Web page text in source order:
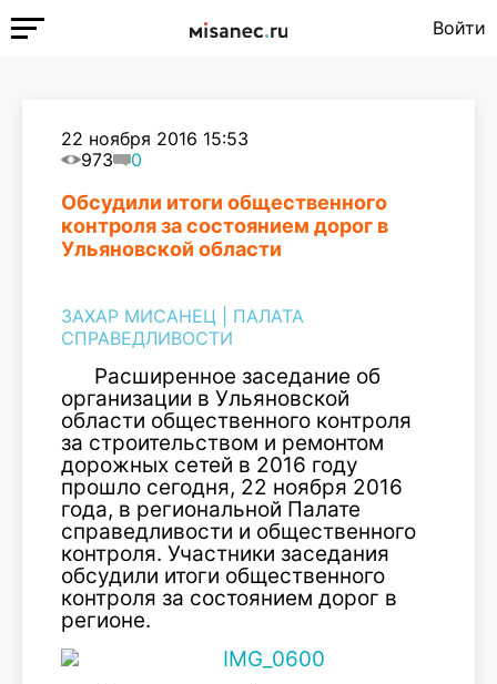
Войти
22 ноября 2016 15:53
973
0
Обсудили итоги общественного
контроля за состоянием дорог в
Ульяновской области
ЗАХАР МИСАНЕЦ
ПАЛАТА
СПРАВЕДЛИВОСТИ
Расширенное заседание об
организации в Ульяновской
области общественного контроля
за строительством и ремонтом
дорожных сетей в 2016 году
прошло сегодня, 22 ноября 2016
года, в региональной Палате
справедливости и общественного
контроля. Участники заседания
обсудили итоги общественного
контроля за состоянием дорог в
регионе.